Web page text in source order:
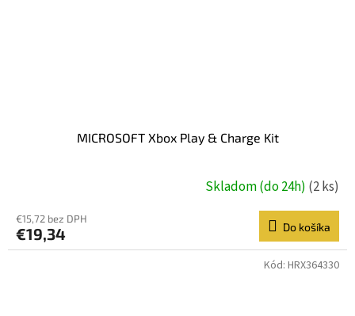
MICROSOFT Xbox Play & Charge Kit
Skladom (do 24h) (2 ks)
€15,72 bez DPH
€19,34 Do košíka
Kód: HRX364330